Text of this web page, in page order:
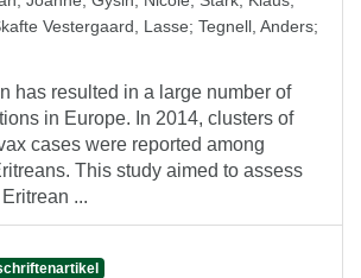
Vestergaard, Lasse; Tegnell, Anders;
has resulted in a large number of
in Europe. In 2014, clusters of
cases were reported among
This study aimed to assess
...